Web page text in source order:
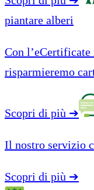
piantare alberi
Con
risparmieremo
Scopri di più ➔
Il nostro servizio
Scopri di più ➔